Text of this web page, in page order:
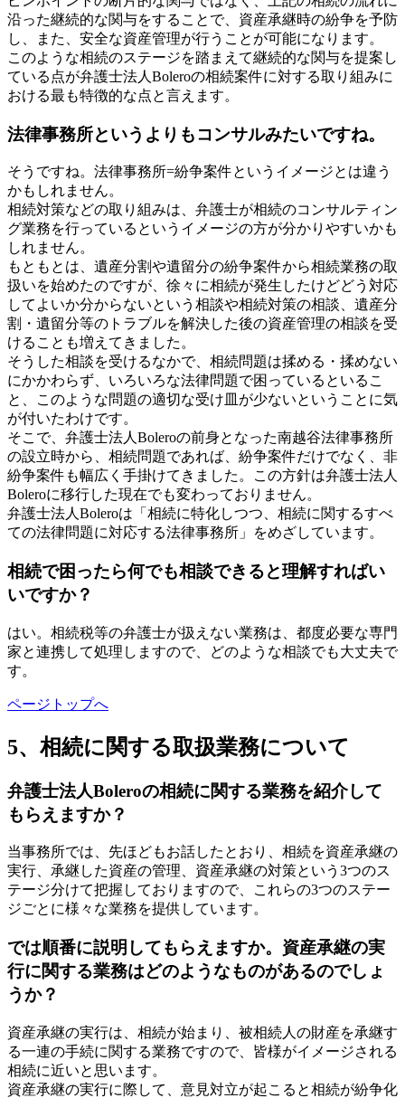
沿った継続的な関与をすることで、資産承継時の紛争を予防
し、また、安全な資産管理が行うことが可能になります。
このような相続のステージを踏まえて継続的な関与を提案し
ている点が弁護士法人Boleroの相続案件に対する取り組みに
おける最も特徴的な点と言えます。
法律事務所というよりもコンサルみたいですね。
そうですね。法律事務所=紛争案件というイメージとは違う
かもしれません。
相続対策などの取り組みは、弁護士が相続のコンサルティン
グ業務を行っているというイメージの方が分かりやすいかも
しれません。
もともとは、遺産分割や遺留分の紛争案件から相続業務の取
扱いを始めたのですが、徐々に相続が発生したけどどう対応
してよいか分からないという相談や相続対策の相談、遺産分
割・遺留分等のトラブルを解決した後の資産管理の相談を受
けることも増えてきました。
そうした相談を受けるなかで、相続問題は揉める・揉めない
にかかわらず、いろいろな法律問題で困っているといるこ
と、このような問題の適切な受け皿が少ないということに気
が付いたわけです。
そこで、弁護士法人Boleroの前身となった南越谷法律事務所
の設立時から、相続問題であれば、紛争案件だけでなく、非
紛争案件も幅広く手掛けてきました。この方針は弁護士法人
Boleroに移行した現在でも変わっておりません。
弁護士法人Boleroは「相続に特化しつつ、相続に関するすべ
ての法律問題に対応する法律事務所」をめざしています。
相続で困ったら何でも相談できると理解すればい
いですか？
はい。相続税等の弁護士が扱えない業務は、都度必要な専門
家と連携して処理しますので、どのような相談でも大丈夫で
す。
ページトップへ
5、相続に関する取扱業務について
弁護士法人Boleroの相続に関する業務を紹介して
もらえますか？
当事務所では、先ほどもお話したとおり、相続を資産承継の
実行、承継した資産の管理、資産承継の対策という3つのス
テージ分けて把握しておりますので、これらの3つのステー
ジごとに様々な業務を提供しています。
では順番に説明してもらえますか。資産承継の実
行に関する業務はどのようなものがあるのでしょ
うか？
資産承継の実行は、相続が始まり、被相続人の財産を承継す
る一連の手続に関する業務ですので、皆様がイメージされる
相続に近いと思います。
資産承継の実行に際して、意見対立が起こると相続が紛争化